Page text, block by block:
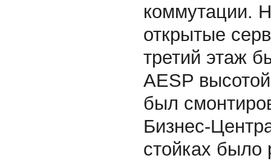
коммутации.
открытые
третий этаж
AESP
был
Бизнес-
стойках было